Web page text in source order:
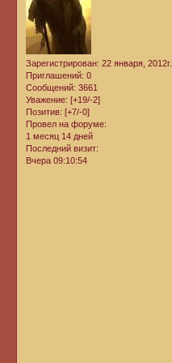
Зарегистрирован: 22 января, 2012г.
Приглашений: 0
Сообщений: 3661
Уважение: [+19/-2]
Позитив: [+7/-0]
Провел на форуме:
1 месяц 14 дней
Последний визит:
Вчера 09:10:54